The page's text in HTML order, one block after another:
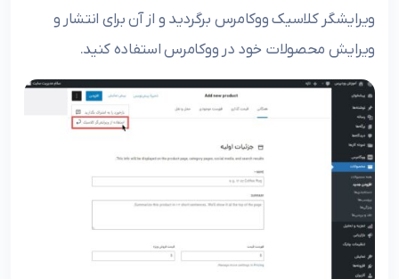
ویرایشگر کلاسیک ووکامرس برگردید و از آن برای انتشار و
ویرایش محصولات خود در ووکامرس استفاده کنید.